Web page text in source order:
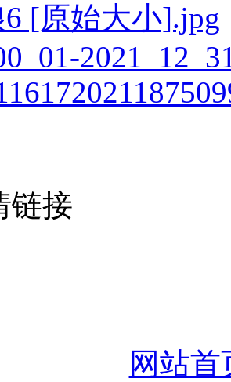
[原始大小].jpg
链接
网站首